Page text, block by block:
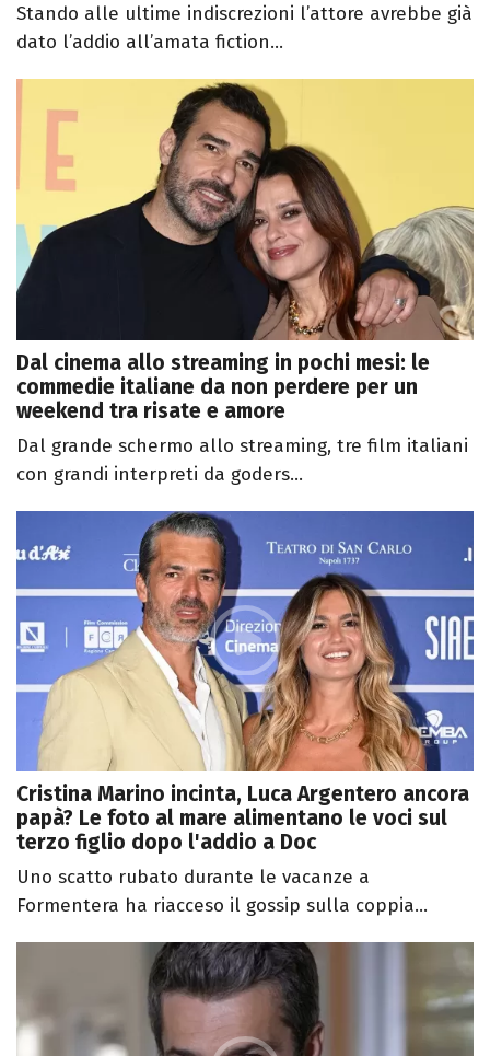
Stando alle ultime indiscrezioni l’attore avrebbe già
dato l’addio all’amata fiction...
Dal cinema allo streaming in pochi mesi: le
commedie italiane da non perdere per un
weekend tra risate e amore
Dal grande schermo allo streaming, tre film italiani
con grandi interpreti da goders...
Cristina Marino incinta, Luca Argentero ancora
papà? Le foto al mare alimentano le voci sul
terzo figlio dopo l'addio a Doc
Uno scatto rubato durante le vacanze a
Formentera ha riacceso il gossip sulla coppia...